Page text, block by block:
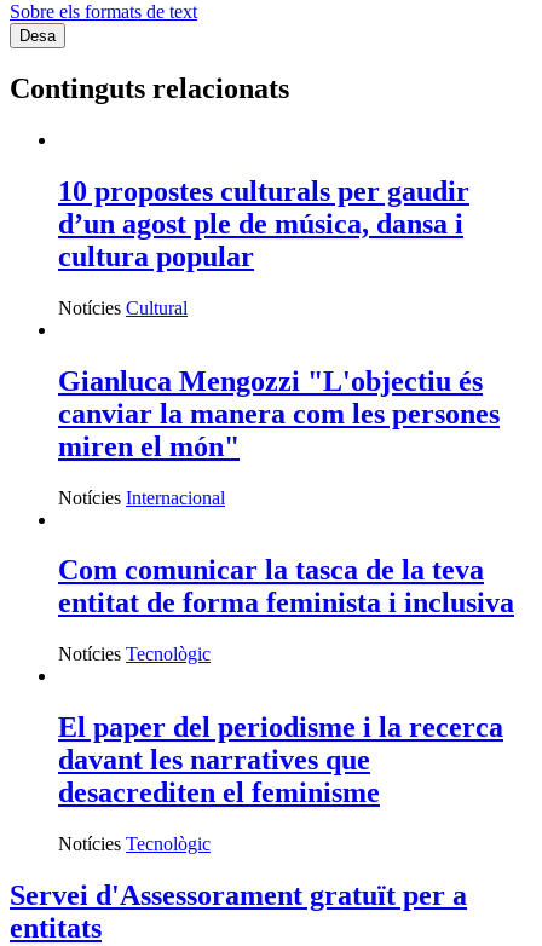
Sobre els formats de text
Continguts relacionats
10 propostes culturals per gaudir
d’un agost ple de música, dansa i
cultura popular
Notícies Cultural
Gianluca Mengozzi "L'objectiu és
canviar la manera com les persones
miren el món"
Notícies Internacional
Com comunicar la tasca de la teva
entitat de forma feminista i inclusiva
Notícies Tecnològic
El paper del periodisme i la recerca
davant les narratives que
desacrediten el feminisme
Notícies Tecnològic
Servei d'Assessorament gratuït per a
entitats